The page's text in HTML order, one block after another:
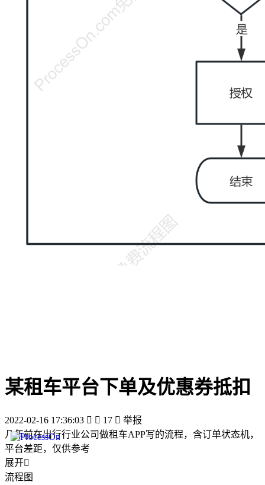
某租车平台下单及优惠券抵扣
2022-02-16 17:36:03   17  举报
几年前在出行行业公司做租车APP写的流程，含订单状态机，
平台差距，仅供参考
展开
流程图